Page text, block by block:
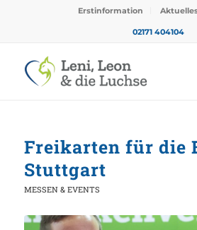
Erstinformation
02171 404104
Freikarten für die
Stuttgart
MESSEN & EVENTS